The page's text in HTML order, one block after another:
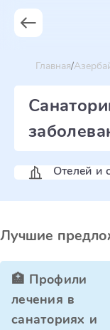
Главная
Отелей и
Лучшие
🏥 Профили
лечения в
санаториях и